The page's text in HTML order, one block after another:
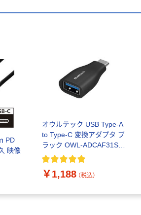
PD
映像
レ
オウルテック USB Type-A
to Type-C 変換アダプタ ブ
ラック OWL-ADCAF31S2-
BK 1個
￥1,188 （税込）